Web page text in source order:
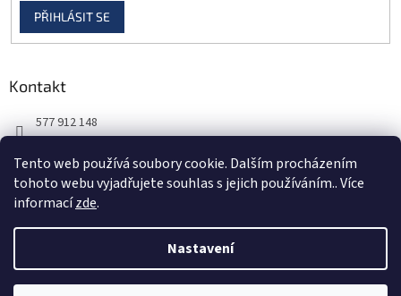
Tento web používá soubory cookie. Dalším procházením
tohoto webu vyjadřujete souhlas s jejich používáním.. Více
informacízde.
Nastavení
PŘIHLÁSIT SE
Kontakt
577 912 148
Vytvořil Shoptet